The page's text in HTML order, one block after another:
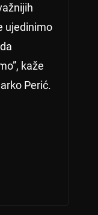
ujedinimo
kaže
Perić.